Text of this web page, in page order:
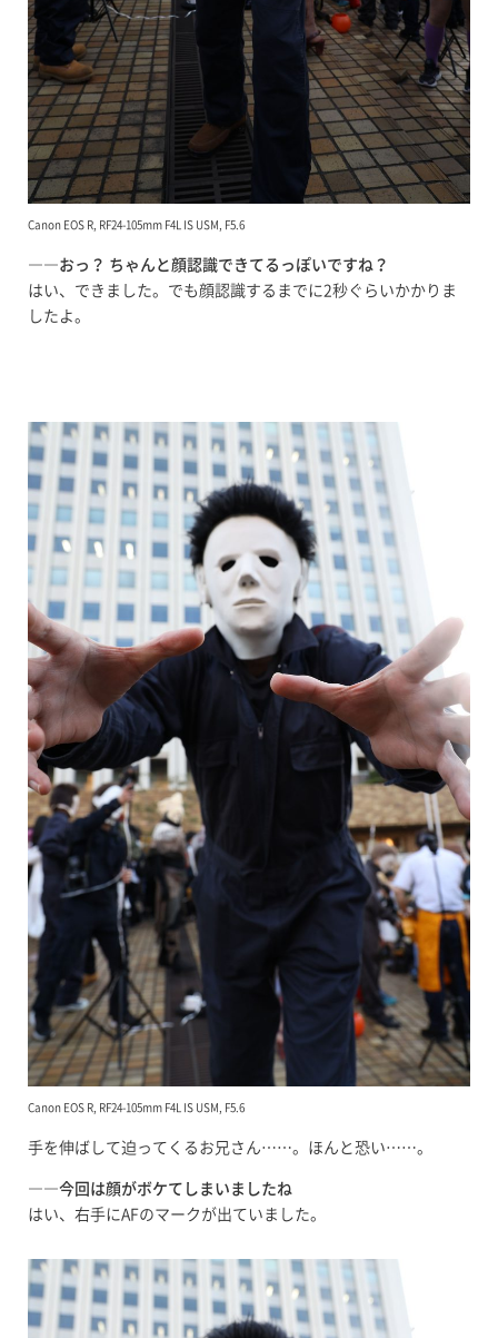
Canon EOS R, RF24-105mm F4L IS USM, F5.6
――おっ？ ちゃんと顔認識できてるっぽいですね？
はい、できました。でも顔認識するまでに2秒ぐらいかかりま
したよ。
Canon EOS R, RF24-105mm F4L IS USM, F5.6
手を伸ばして迫ってくるお兄さん……。ほんと恐い……。
――今回は顔がボケてしまいましたね
はい、右手にAFのマークが出ていました。